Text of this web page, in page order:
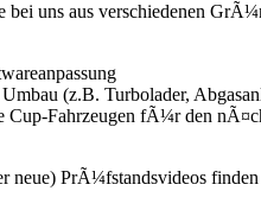
uns aus verschiedenen
(z.B. Turbolader,
Fahrzeugen fÃ¼r den
neue) PrÃ¼fstandsvideos